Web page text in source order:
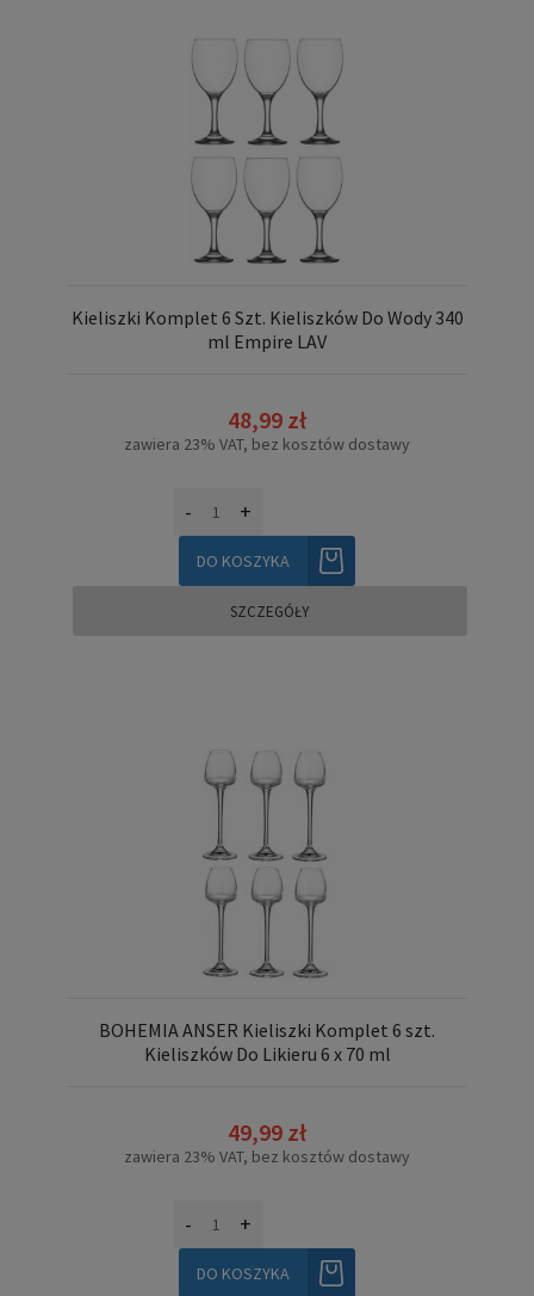
Kieliszki Komplet 6 Szt. Kieliszków Do Wody 340
ml Empire LAV
48,99 zł
zawiera 23% VAT, bez kosztów dostawy
- +
DO KOSZYKA
SZCZEGÓŁY
BOHEMIA ANSER Kieliszki Komplet 6 szt.
Kieliszków Do Likieru 6 x 70 ml
49,99 zł
zawiera 23% VAT, bez kosztów dostawy
- +
DO KOSZYKA